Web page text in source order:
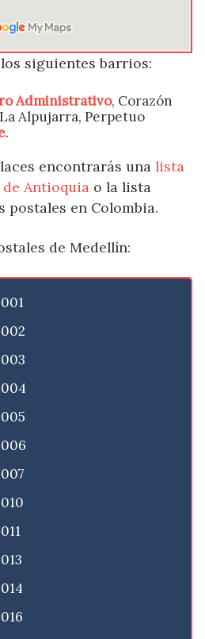
siguientes barrios:
Administrativo, Corazón
Alpujarra, Perpetuo
.
encontrarás una lista
Antioquia o la lista
postales en Colombia.
de Medellín: